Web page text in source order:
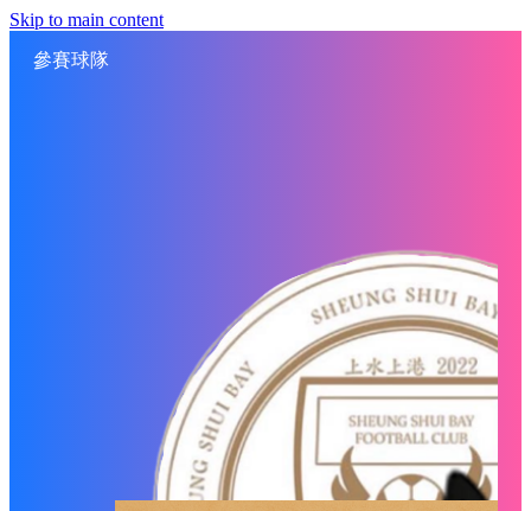
Skip to main content
參賽球隊